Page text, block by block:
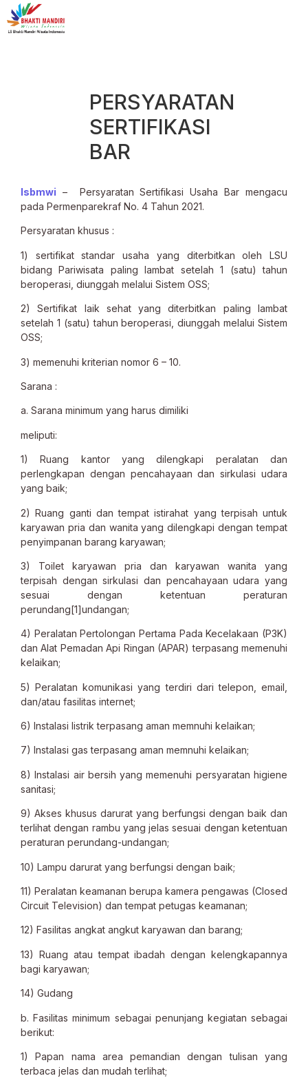
PERSYARATAN
SERTIFIKASI
BAR
lsbmwi – Persyaratan Sertifikasi Usaha Bar mengacu
pada Permenparekraf No. 4 Tahun 2021.
Persyaratan khusus :
1) sertifikat standar usaha yang diterbitkan oleh LSU
bidang Pariwisata paling lambat setelah 1 (satu) tahun
beroperasi, diunggah melalui Sistem OSS;
2) Sertifikat laik sehat yang diterbitkan paling lambat
setelah 1 (satu) tahun beroperasi, diunggah melalui Sistem
OSS;
3) memenuhi kriterian nomor 6 – 10.
Sarana :
a. Sarana minimum yang harus dimiliki
meliputi:
1) Ruang kantor yang dilengkapi peralatan dan
perlengkapan dengan pencahayaan dan sirkulasi udara
yang baik;
2) Ruang ganti dan tempat istirahat yang terpisah untuk
karyawan pria dan wanita yang dilengkapi dengan tempat
penyimpanan barang karyawan;
3) Toilet karyawan pria dan karyawan wanita yang
terpisah dengan sirkulasi dan pencahayaan udara yang
sesuai dengan ketentuan peraturan
perundang[1]undangan;
4) Peralatan Pertolongan Pertama Pada Kecelakaan (P3K)
dan Alat Pemadan Api Ringan (APAR) terpasang memenuhi
kelaikan;
5) Peralatan komunikasi yang terdiri dari telepon, email,
dan/atau fasilitas internet;
6) Instalasi listrik terpasang aman memnuhi kelaikan;
7) Instalasi gas terpasang aman memnuhi kelaikan;
8) Instalasi air bersih yang memenuhi persyaratan higiene
sanitasi;
9) Akses khusus darurat yang berfungsi dengan baik dan
terlihat dengan rambu yang jelas sesuai dengan ketentuan
peraturan perundang-undangan;
10) Lampu darurat yang berfungsi dengan baik;
11) Peralatan keamanan berupa kamera pengawas (Closed
Circuit Television) dan tempat petugas keamanan;
12) Fasilitas angkat angkut karyawan dan barang;
13) Ruang atau tempat ibadah dengan kelengkapannya
bagi karyawan;
14) Gudang
b. Fasilitas minimum sebagai penunjang kegiatan sebagai
berikut:
1) Papan nama area pemandian dengan tulisan yang
terbaca jelas dan mudah terlihat;